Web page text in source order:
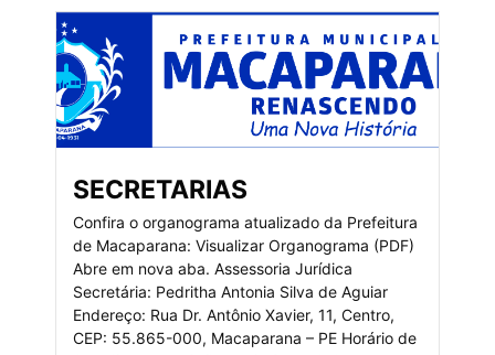
SECRETARIAS
Confira o organograma atualizado da Prefeitura
de Macaparana: Visualizar Organograma (PDF)
Abre em nova aba. Assessoria Jurídica
Secretária: Pedritha Antonia Silva de Aguiar
Endereço: Rua Dr. Antônio Xavier, 11, Centro,
CEP: 55.865-000, Macaparana – PE Horário de